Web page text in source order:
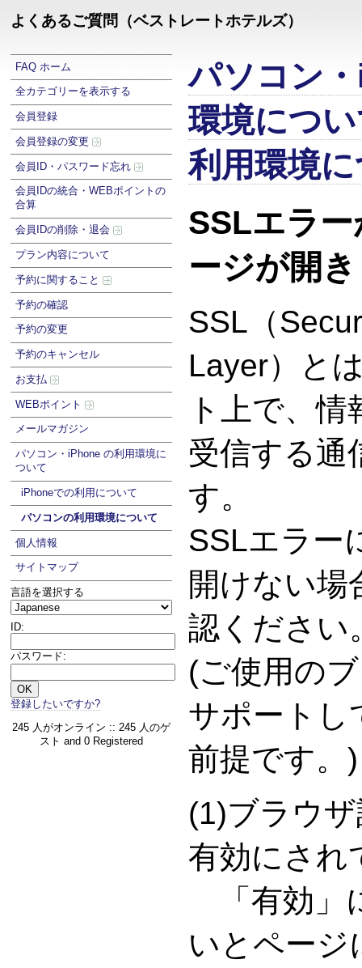
よくあるご質問（ベストレートホテルズ）
FAQ ホーム
全カテゴリーを表示する
会員登録
会員登録の変更
会員ID・パスワード忘れ
会員IDの統合・WEBポイントの
合算
会員IDの削除・退会
プラン内容について
予約に関すること
予約の確認
予約の変更
予約のキャンセル
お支払
WEBポイント
メールマガジン
パソコン・iPhone の利用環境に
ついて
iPhoneでの利用について
パソコンの利用環境について
個人情報
サイトマップ
言語を選択する
ID:
パスワード:
登録したいですか?
245 人がオンライン :: 245 人のゲ
スト and 0 Registered
パソコン
環境につ
利用環境
SSLエラ
ージが開
SSL（
Layer）と
ト上で、
受信する通
す。
SSLエラー
開けない場
認ください
(ご使用の
サポートし
前提です。)
(1)ブラウ
有効にされ
「有効」
いとページ